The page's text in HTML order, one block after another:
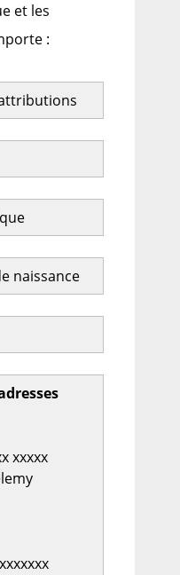
et les
:
naissance
xxxxx